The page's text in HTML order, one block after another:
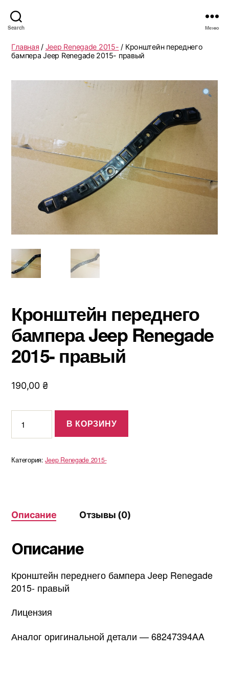
Search Меню
Главная / Jeep Renegade 2015- / Кронштейн переднего
бампера Jeep Renegade 2015- правый
Кронштейн переднего
бампера Jeep Renegade
2015- правый
190,00 ₴
товара
Кронштейн
бампера
правый
В КОРЗИНУ
Категория:Jeep Renegade 2015-
Описание Отзывы (0)
Описание
Кронштейн переднего бампера Jeep Renegade
2015- правый
Лицензия
Аналог оригинальной детали — 68247394AA